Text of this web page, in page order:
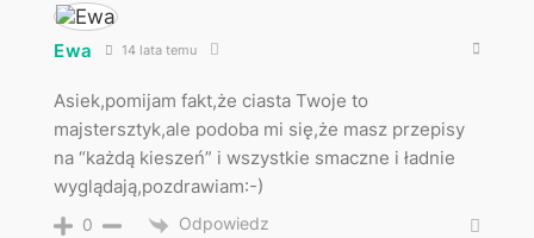
Ewa 14 lata temu
Asiek,pomijam fakt,że ciasta Twoje to
majstersztyk,ale podoba mi się,że masz przepisy
na “każdą kieszeń” i wszystkie smaczne i ładnie
wyglądają,pozdrawiam:-)
0 Odpowiedz